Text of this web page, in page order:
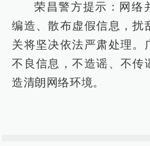
荣昌警方提示：网络
编造、散布虚假信息，扰
关将坚决依法严肃处理。
不良信息，不造谣、不传
造清朗网络环境。